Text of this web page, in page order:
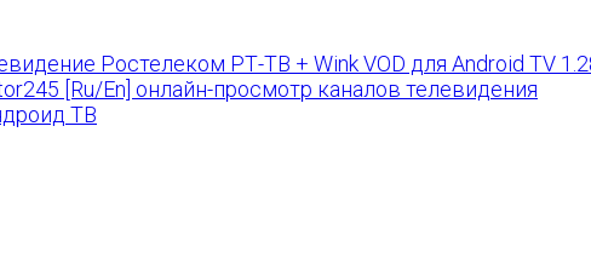
РТ-ТВ + Wink VOD для Android TV
[Ru/En] онлайн-просмотр каналов телевидения
ТВ